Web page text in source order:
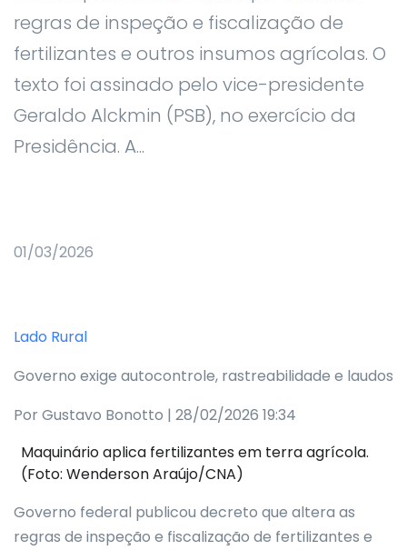
regras de inspeção e fiscalização de
fertilizantes e outros insumos agrícolas. O
texto foi assinado pelo vice-presidente
Geraldo Alckmin (PSB), no exercício da
Presidência. A...
01/03/2026
Lado Rural
Governo exige autocontrole, rastreabilidade e laudos
Por Gustavo Bonotto | 28/02/2026 19:34
Maquinário aplica fertilizantes em terra agrícola.
(Foto: Wenderson Araújo/CNA)
Governo federal publicou decreto que altera as
regras de inspeção e fiscalização de fertilizantes e